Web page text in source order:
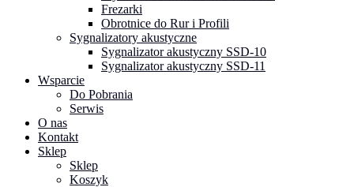
Frezarki
Obrotnice do Rur i Profili
Sygnalizatory akustyczne
Sygnalizator akustyczny SSD-10
Sygnalizator akustyczny SSD-11
Wsparcie
Do Pobrania
Serwis
O nas
Kontakt
Sklep
Sklep
Koszyk